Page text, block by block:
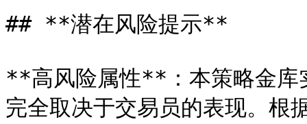
## **潜在风险提示**
**高风险属性**：本策略金库
完全取决于交易员的表现。根